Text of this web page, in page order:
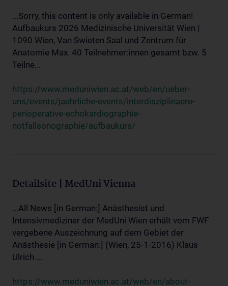
...Sorry, this content is only available in German!
Aufbaukurs 2026 Medizinische Universität Wien |
1090 Wien, Van Swieten Saal und Zentrum für
Anatomie Max. 40 Teilnehmer:innen gesamt bzw. 5
Teilne...
https://www.meduniwien.ac.at/web/en/ueber-
uns/events/jaehrliche-events/interdisziplinaere-
perioperative-echokardiographie-
notfallsonographie/aufbaukurs/
Detailsite | MedUni Vienna
...All News [in German:] Anästhesist und
Intensivmediziner der MedUni Wien erhält vom FWF
vergebene Auszeichnung auf dem Gebiet der
Anästhesie [in German:] (Wien, 25-1-2016) Klaus
Ulrich ...
https://www.meduniwien.ac.at/web/en/about-